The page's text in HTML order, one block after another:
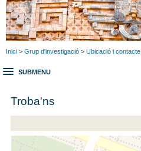
Inici > Grup d'investigació > Ubicació i contacte
SUBMENU
Troba'ns